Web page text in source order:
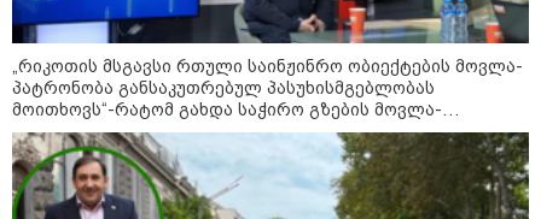
პოლიტიკა
„რიკოთის მსგავსი რთული საინჟინრო ობიექტების მოვლა-
პატრონობა განსაკუთრებულ პასუხისმგებლობას
მოითხოვს“-რატომ გახდა საჭირო გზების მოვლა-
პატრონობისთვის სახელმწიფო კომპანიის შექმნა